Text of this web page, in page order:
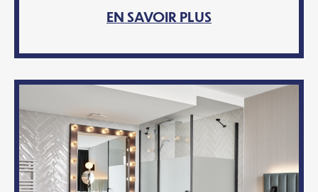
EN SAVOIR PLUS